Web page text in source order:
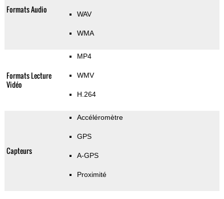
Formats Audio WAV
WMA
Formats Lecture
Vidéo
MP4
WMV
H.264
Capteurs
Accéléromètre
GPS
A-GPS
Proximité